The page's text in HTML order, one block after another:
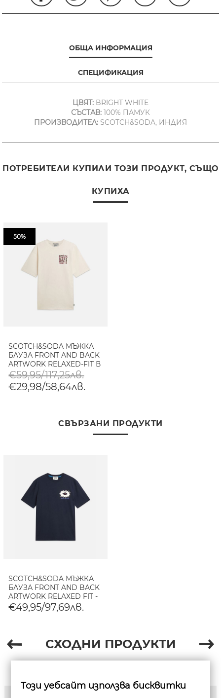
ОБЩА ИНФОРМАЦИЯ
СПЕЦИФИКАЦИЯ
ЦВЯТ: BRIGHT WHITE
СЪСТАВ: 100% ПАМУК
ПРОИЗВОДИТЕЛ: SCOTCH&SODA, ИНДИЯ
ПОТРЕБИТЕЛИ КУПИЛИ ТОЗИ ПРОДУКТ, СЪЩО
КУПИХА
50%
SCOTCH&SODA МЪЖКА
БЛУЗА FRONT AND BACK
ARTWORK RELAXED-FIT В
СВЕТЛОБЕЖОВО
€59,95/117,25лв.
€29,98/58,64лв.
СВЪРЗАНИ ПРОДУКТИ
SCOTCH&SODA МЪЖКА
БЛУЗА FRONT AND BACK
ARTWORK RELAXED FIT -
SKY CAPTAIN
€49,95/97,69лв.
СХОДНИ ПРОДУКТИ
Този уебсайт използва бисквитки